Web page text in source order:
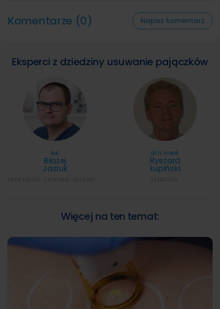
Komentarze (0) Napisz komentarz
Eksperci z dziedziny usuwanie pajączków
lek.
Błażej
Jasiuk
dr n. med.
Ryszard
Łupiński
Więcej na ten temat: